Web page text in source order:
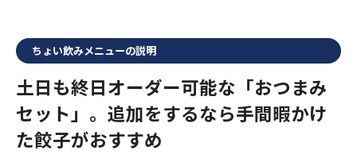
ちょい飲みメニューの説明
土日も終日オーダー可能な「おつまみ
セット」。追加をするなら手間暇かけ
た餃子がおすすめ